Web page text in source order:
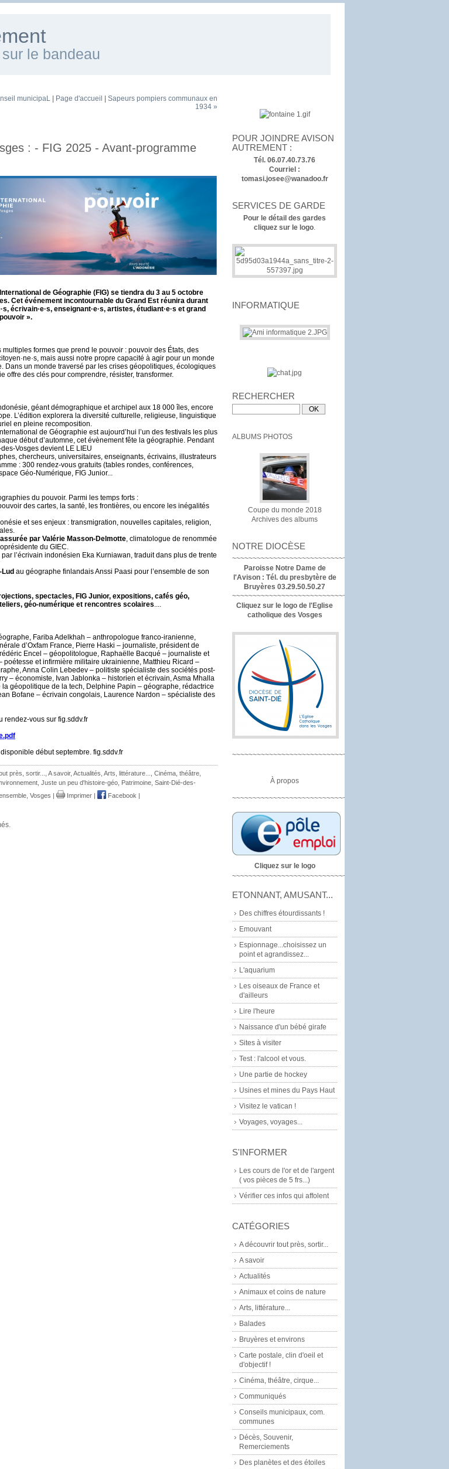
le bandeau
POUR JOINDRE AVISON
AUTREMENT :
Tél. 06.07.40.73.76
Courriel :
tomasi.josee@wanadoo.fr
SERVICES DE GARDE
Pour le détail des gardes
cliquez sur le logo
INFORMATIQUE
RECHERCHER
ALBUMS PHOTOS
Coupe du monde 2018
Archives des albums
NOTRE DIOCÈSE
~~~~~~~~~~~~~~~~~~~~~~~~~~~~~~~~~~
Paroisse Notre Dame de
l'Avison : Tél. du presbytère de
Bruyères 03.29.50.50.27
~~~~~~~~~~~~~~~~~~~~~~~~~~~~~~~~
Cliquez sur le logo de l'Eglise
catholique des Vosges
~~~~~~~~~~~~~~~~~~~~~~~~~~~~~~~~
À propos
~~~~~~~~~~~~~~~~~~~~~~~~~~~~
Cliquez sur le logo
~~~~~~~~~~~~~~~~~~~~~~~~~~~~~
ETONNANT, AMUSANT...
Des chiffres étourdissants !
Emouvant
Espionnage...choisissez un
point et agrandissez...
L'aquarium
Les oiseaux de France et
d'ailleurs
Lire l'heure
Naissance d'un bébé girafe
Sites à visiter
Test : l'alcool et vous.
Une partie de hockey
Usines et mines du Pays Haut
Visitez le vatican !
Voyages, voyages...
S'INFORMER
Les cours de l'or et de l'argent
( vos pièces de 5 frs...)
Vérifier ces infos qui affolent
CATÉGORIES
A découvrir tout près, sortir...
A savoir
Actualités
Animaux et coins de nature
Arts, littérature...
Balades
Bruyères et environs
Carte postale, clin d'oeil et
d'objectif !
Cinéma, théâtre, cirque...
Communiqués
Conseils municipaux, com.
communes
Décès, Souvenir,
Remerciements
Des planètes et des étoiles
municipaL Page d'accueil
Sapeurs pompiers communaux en
1934 »
: - FIG 2025 - Avant-programme
de Géographie (FIG) se tiendra du 3 au 5 octobre
Cet événement incontournable du Grand Est réunira durant
écrivain·e·s, enseignant·e·s, artistes, étudiant·e·s et grand
».
formes que prend le pouvoir : pouvoir des États, des
mais aussi notre propre capacité à agir pour un monde
Dans un monde traversé par les crises géopolitiques, écologiques
offre des clés pour comprendre, résister, transformer.
géant démographique et archipel aux 18 000 îles, encore
L’édition explorera la diversité culturelle, religieuse, linguistique
en pleine recomposition.
de Géographie est aujourd’hui l’un des festivals les plus
début d’automne, cet évènement fête la géographie. Pendant
Vosges devient LE LIEU
chercheurs, universitaires, enseignants, écrivains, illustrateurs
: 300 rendez-vous gratuits (tables rondes, conférences,
Géo-Numérique, FIG Junior...
du pouvoir. Parmi les temps forts :
des cartes, la santé, les frontières, ou encore les inégalités
et ses enjeux : transmigration, nouvelles capitales, religion,
par Valérie Masson-Delmotte , climatologue de renommée
du GIEC.
l’écrivain indonésien Eka Kurniawan, traduit dans plus de trente
Lud au géographe finlandais Anssi Paasi pour l’ensemble de son
spectacles, FIG Junior, expositions, cafés géo,
géo-numérique et rencontres scolaires
Fariba Adelkhah – anthropologue franco-iranienne,
d’Oxfam France, Pierre Haski – journaliste, président de
Encel – géopolitologue, Raphaëlle Bacqué – journaliste et
poétesse et infirmière militaire ukrainienne, Matthieu Ricard –
Anna Colin Lebedev – politiste spécialiste des sociétés post-
– économiste, Ivan Jablonka – historien et écrivain, Asma Mhalla
géopolitique de la tech, Delphine Papin – géographe, rédactrice
Bofane – écrivain congolais, Laurence Nardon – spécialiste des
rendez-vous sur fig.sddv.fr
début septembre. fig.sddv.fr
près, sortir... A savoir, Actualités Arts, littérature...
Cinéma, théâtre,
Juste un peu d'histoire-géo Patrimoine Saint-Dié-des-
Vosges | Imprimer | Facebook |